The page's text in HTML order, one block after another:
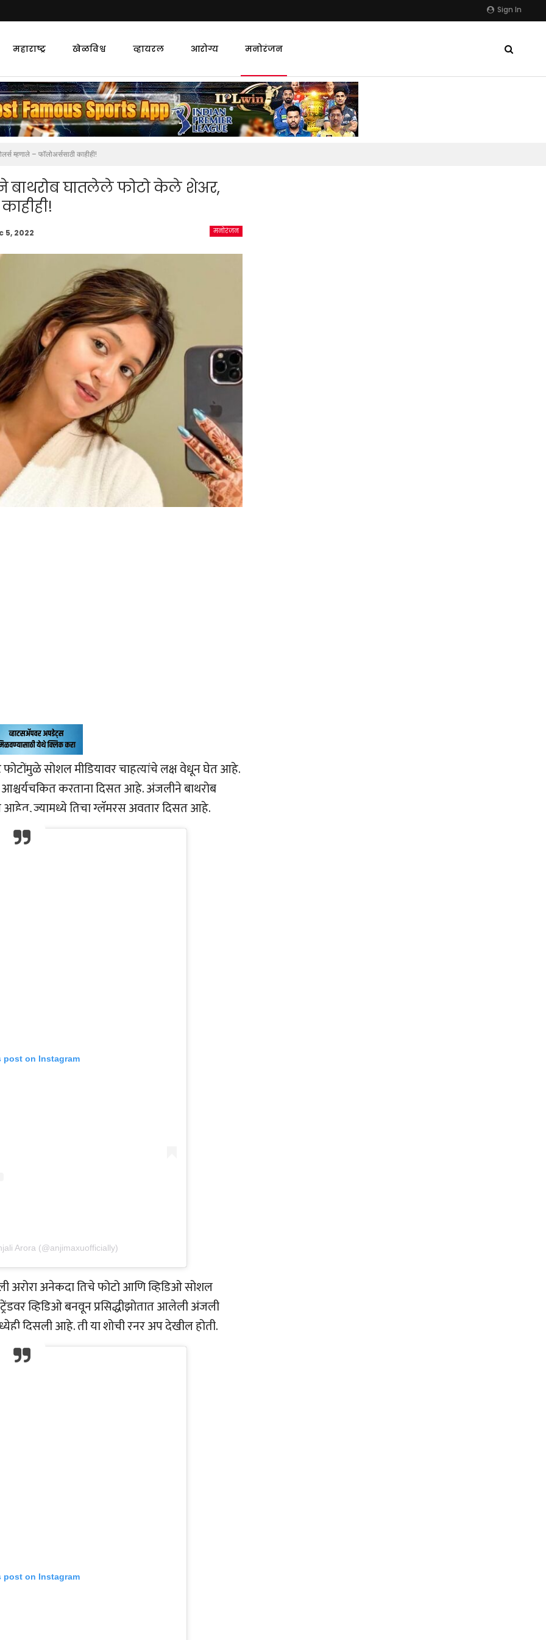
Sign In
महाराष्ट्र खेळविश्व व्हायरल आरोग्य मनोरंजन
म्हणाले – फॉलोअर्ससाठी काहीही!
बाथरोब घातलेले फोटो केले शेअर,
मनोरंजन
5, 2022
फोटोंमुळे सोशल मीडियावर चाहत्यांचे लक्ष वेधून घेत आहे.
आश्चर्यचकित करताना दिसत आहे. अंजलीने बाथरोब
ज्यामध्ये तिचा ग्लॅमरस अवतार दिसत आहे.
post on Instagram
Arora (@anjimaxuofficially)
अरोरा अनेकदा तिचे फोटो आणि व्हिडिओ सोशल
व्हिडिओ बनवून प्रसिद्धीझोतात आलेली अंजली
दिसली आहे. ती या शोची रनर अप देखील होती.
post on Instagram